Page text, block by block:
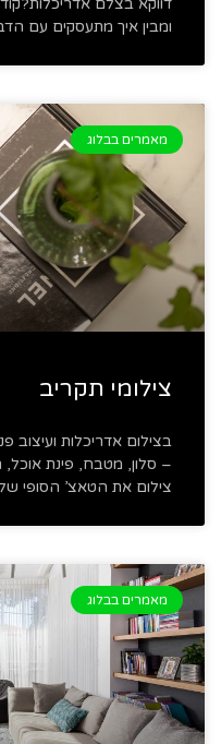
ומבין איך מתעסקים עם
מאמרים בבלוג
צילומי תקריב
בצילום אדריכלות
– סלון, מטבח, פינת
צילום את הטאצ’ הסופי
מאמרים בבלוג